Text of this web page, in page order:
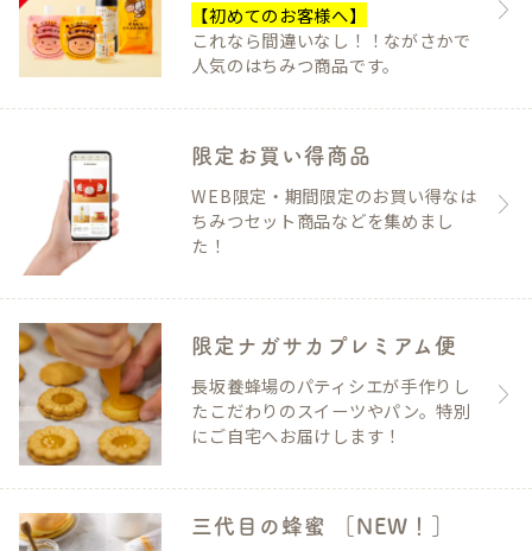
【初めてのお客様へ】
これなら間違いなし！！ながさかで
人気のはちみつ商品です。
限定お買い得商品
WEB限定・期間限定のお買い得なは
ちみつセット商品などを集めまし
た！
限定ナガサカプレミアム便
長坂養蜂場のパティシエが手作りし
たこだわりのスイーツやパン。特別
にご自宅へお届けします！
三代目の蜂蜜 ［NEW！］